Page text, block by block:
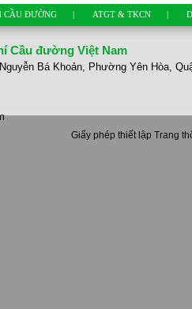
CẦU ĐƯỜNG ATGT & TKCN
Cầu đường Việt Nam
Bá Khoản, Phường Yên Hòa,
Giấy phép thiết lập Trang